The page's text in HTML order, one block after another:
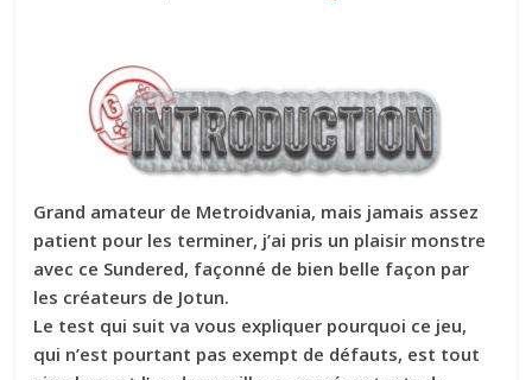
Grand amateur de Metroidvania, mais jamais assez
patient pour les terminer, j’ai pris un plaisir monstre
avec ce Sundered, façonné de bien belle façon par
les créateurs de Jotun.
Le test qui suit va vous expliquer pourquoi ce jeu,
qui n’est pourtant pas exempt de défauts, est tout